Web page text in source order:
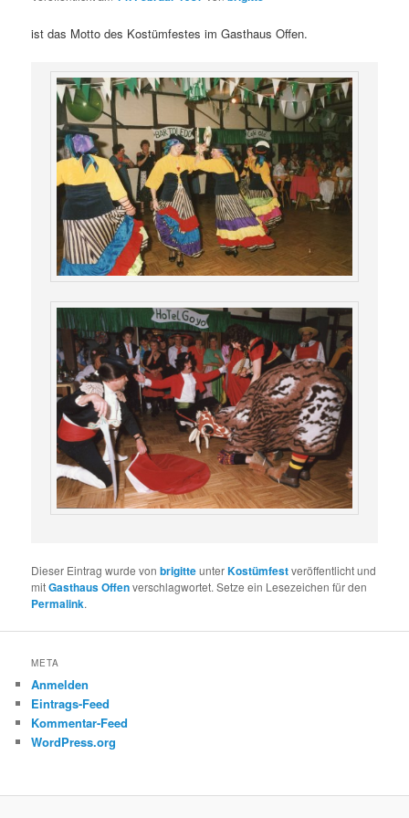
ist das Motto des Kostümfestesim Gasthaus Offen.
Dieser Eintrag wurde vonbrigitteunterKostümfestveröffentlicht und
mitGasthaus Offenverschlagwortet. Setze ein Lesezeichen für den
Permalink.
META
Anmelden
Eintrags-Feed
Kommentar-Feed
WordPress.org